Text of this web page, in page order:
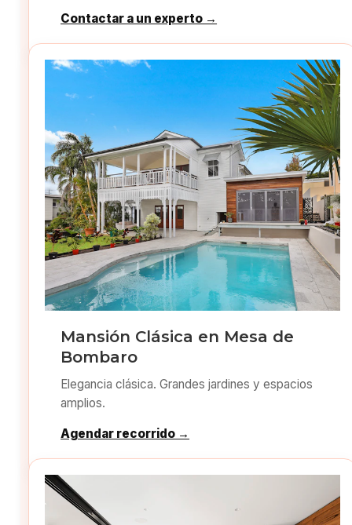
Contactar a un experto →
Mansión Clásica en Mesa de
Bombaro
Elegancia clásica. Grandes jardines y espacios
amplios.
Agendar recorrido →